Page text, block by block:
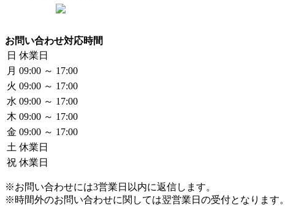
お問い合わせ対応時間
日 休業日
月 09:00 ～ 17:00
火 09:00 ～ 17:00
水 09:00 ～ 17:00
木 09:00 ～ 17:00
金 09:00 ～ 17:00
土 休業日
祝 休業日
※お問い合わせには3営業日以内に返信します。
※時間外のお問い合わせに関しては翌営業日の受付となります。